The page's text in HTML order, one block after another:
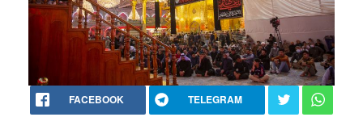
FACEBOOK TELEGRAM